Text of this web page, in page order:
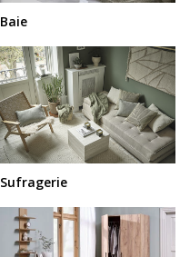
Baie
Sufragerie